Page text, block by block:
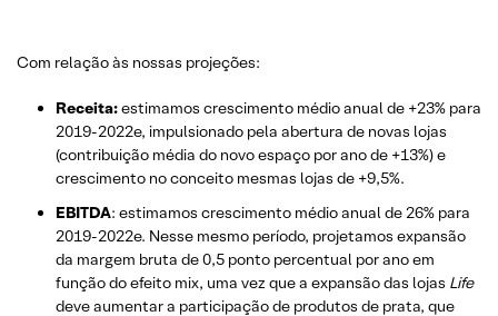
Com relação às nossas projeções:
Receita:estimamos crescimento médio anual de +23% para
2019-2022e, impulsionado pela abertura de novas lojas
(contribuição média do novo espaço por ano de +13%) e
crescimento no conceito mesmas lojas de +9,5%.
EBITDA: estimamos crescimento médio anual de 26% para
2019-2022e. Nesse mesmo período, projetamos expansão
da margem bruta de 0,5 ponto percentual por ano em
função do efeito mix, uma vez que a expansão das lojas Life
deve aumentar a participação de produtos de prata, que